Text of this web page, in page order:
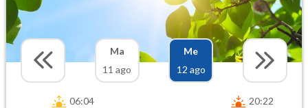
Ma
11 ago
Me
12 ago
06:04 20:22